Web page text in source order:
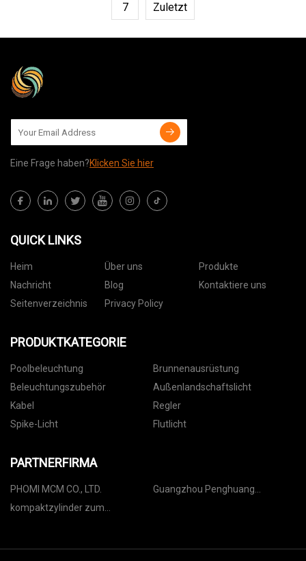
7 Zuletzt
Eine Frage haben?Klicken Sie hier
QUICK LINKS
Heim Über uns
Produkte
Nachricht
Blog
Kontaktiere uns
Seitenverzeichnis
Privacy Policy
PRODUKTKATEGORIE
Poolbeleuchtung
Brunnenausrüstung
Beleuchtungszubehör
Außenlandschaftslicht
Kabel
Regler
Spike-Licht
Flutlicht
PARTNERFIRMA
PHOMI MCM CO., LTD.
Guangzhou Penghuang
kompaktzylinder zum